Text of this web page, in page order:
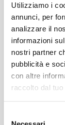
Utilizziamo i
annunci, per
analizzare il
informazioni
nostri partner
pubblicità e
con altre
raccolto dal
ricalcolo
Il focus ha poi
valorizzazione
l’approccio è
verifica delle
carichi di
documenti,
riperformance
Un